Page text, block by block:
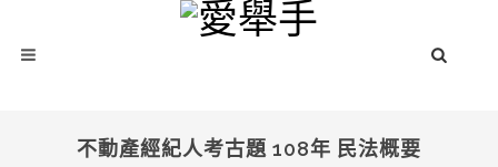
不動產經紀人考古題 108年 民法概要